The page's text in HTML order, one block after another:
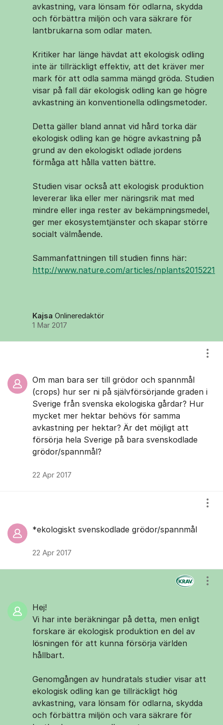
avkastning, vara lönsam för odlarna, skydda
och förbättra miljön och vara säkrare för
lantbrukarna som odlar maten.
Kritiker har länge hävdat att ekologisk odling
inte är tillräckligt effektiv, att det kräver mer
mark för att odla samma mängd gröda. Studien
visar på fall där ekologisk odling kan ge högre
avkastning än konventionella odlingsmetoder.
Detta gäller bland annat vid hård torka där
ekologisk odling kan ge högre avkastning på
grund av den ekologiskt odlade jordens
förmåga att hålla vatten bättre.
Studien visar också att ekologisk produktion
levererar lika eller mer näringsrik mat med
mindre eller inga rester av bekämpningsmedel,
ger mer ekosystemtjänster och skapar större
socialt välmående.
Sammanfattningen till studien finns här:
http://www.nature.com/articles/nplants2015221
Kajsa Onlineredaktör
1 Mar 2017
Om man bara ser till grödor och spannmål
(crops) hur ser ni på självförsörjande graden i
Sverige från svenska ekologiska gårdar? Hur
mycket mer hektar behövs för samma
avkastning per hektar? Är det möjligt att
försörja hela Sverige på bara svenskodlade
grödor/spannmål?
22 Apr 2017
*ekologiskt svenskodlade grödor/spannmål
22 Apr 2017
Hej!
Vi har inte beräkningar på detta, men enligt
forskare är ekologisk produktion en del av
lösningen för att kunna försörja världen
hållbart.
Genomgången av hundratals studier visar att
ekologisk odling kan ge tillräckligt hög
avkastning, vara lönsam för odlarna, skydda
och förbättra miljön och vara säkrare för